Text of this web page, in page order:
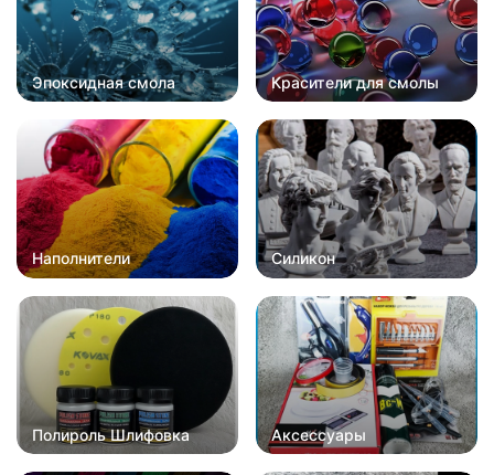
Эпоксидная смола Красители для смолы
Наполнители Силикон
Полироль Шлифовка Аксессуары